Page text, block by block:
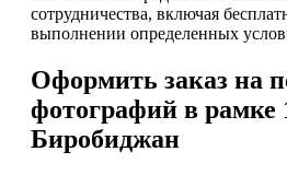
сотрудничества, включая
выполнении определенных
Оформить заказ на
фотографий в рамке
Биробиджан